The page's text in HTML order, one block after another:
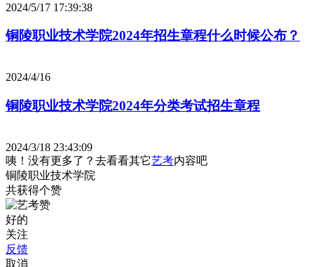
2024/5/17 17:39:38
铜陵职业技术学院2024年招生章程什么时候公布？
2024/4/16
铜陵职业技术学院2024年分类考试招生章程
2024/3/18 23:43:09
咦！没有更多了？去看看其它艺考内容吧
铜陵职业技术学院
共获得个赞
好的
关注
反馈
取消